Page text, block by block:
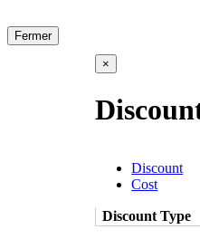
Fermer
×
Discount
Cost
Discount Type